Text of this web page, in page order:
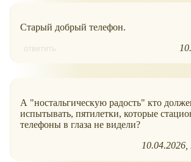
Старый добрый телефон.
ответить
А "ностальгическую радость" кто
испытывать, пятилетки, которые
телефоны в глаза не видели?
10.04.2026